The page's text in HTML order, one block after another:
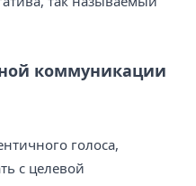
коммуникации
голоса,
с целевой